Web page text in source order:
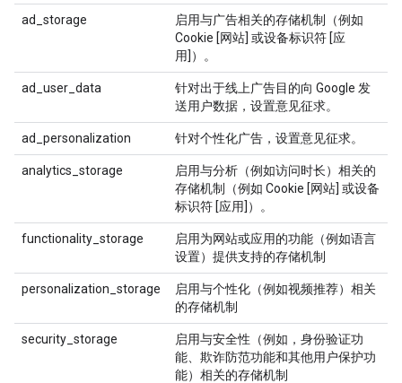
ad_storage
启用与广告相关的存储机制（例如
Cookie [网站] 或设备标识符 [应
用]）。
ad_user_data
针对出于线上广告目的向 Google 发
送用户数据，设置意见征求。
ad_personalization 针对个性化广告，设置意见征求。
analytics_storage
启用与分析（例如访问时长）相关的
存储机制（例如 Cookie [网站] 或设备
标识符 [应用]）。
functionality_storage
启用为网站或应用的功能（例如语言
设置）提供支持的存储机制
personalization_storage
启用与个性化（例如视频推荐）相关
的存储机制
security_storage
启用与安全性（例如，身份验证功
能、欺诈防范功能和其他用户保护功
能）相关的存储机制